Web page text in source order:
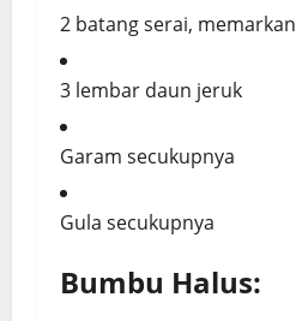
2 batang serai, memarkan
3 lembar daun jeruk
Garam secukupnya
Gula secukupnya
Bumbu Halus: